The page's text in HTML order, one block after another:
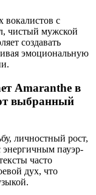
вокалистов с
чистый мужской
создавать
эмоциональную
Amaranthe в
выбранный
личностный рост,
энергичным пауэр-
часто
дух, что